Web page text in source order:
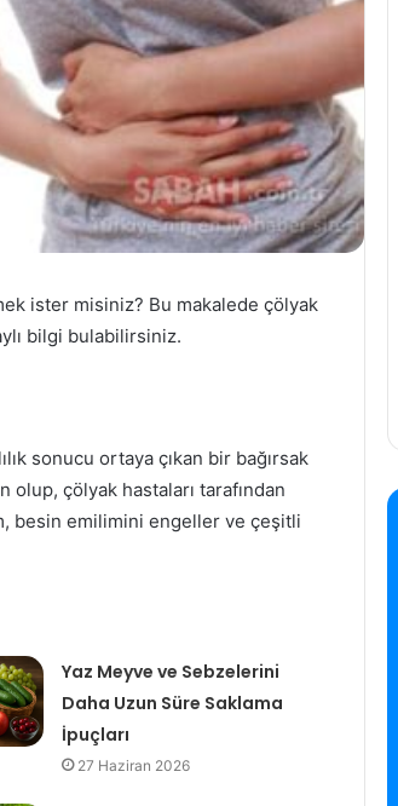
ister misiniz? Bu makalede çölyak
bilgi bulabilirsiniz.
sonucu ortaya çıkan bir bağırsak
olup, çölyak hastaları tarafından
besin emilimini engeller ve çeşitli
Yaz Meyve ve Sebzelerini
Daha Uzun Süre Saklama
İpuçları
27 Haziran 2026